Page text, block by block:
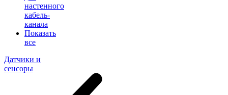
настенного
кабель-
канала
Показать
все
Датчики и
сенсоры